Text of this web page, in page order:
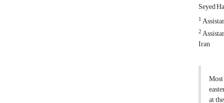
Seyed
1
2
Iran
at